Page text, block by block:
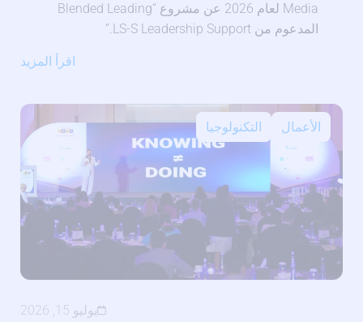
Media لعام 2026 عن مشروع “Blended Leading
المدعوم من LS-S Leadership Support.”
اقرأ المزيد
الأعمال التكنولوجيا
يوليو 15, 2026